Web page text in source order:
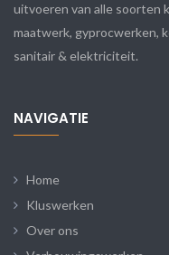
uitvoeren van alle soorten
maatwerk, gyprocwerken,
sanitair & elektriciteit.
NAVIGATIE
Home
Kluswerken
Over ons